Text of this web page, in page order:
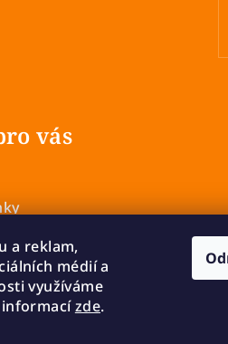
a reklam,
médií a
využíváme
informacízde.
vás
zboží